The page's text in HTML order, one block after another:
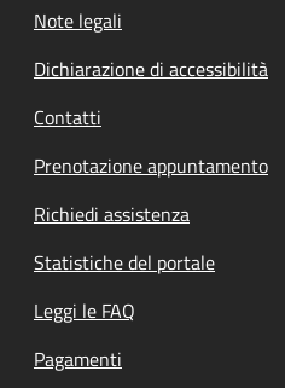
Note legali
Dichiarazione di accessibilità
Contatti
Prenotazione appuntamento
Richiedi assistenza
Statistiche del portale
Leggi le FAQ
Pagamenti